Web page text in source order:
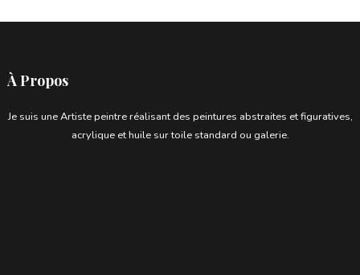
À Propos
Je suis une Artiste peintre réalisant des peintures abstraites et figuratives,
acrylique et huile sur toile standard ou galerie.